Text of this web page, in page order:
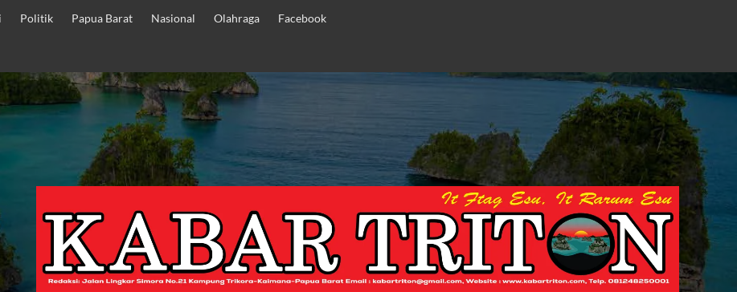
Politik Papua Barat Nasional Olahraga Facebook